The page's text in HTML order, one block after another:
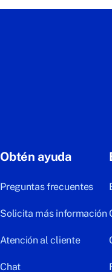
Obtén ayuda
Preguntas frecuentes
Solicita más información
Atención al cliente
Chat